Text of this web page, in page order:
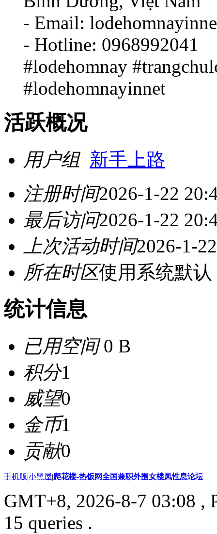
- Email:
- Hotline: 0968992041
#lodehomnay
#lodehomnayinnet
活跃概况
用户组 新手上路
注册时间2026-1-22
最后访问2026-1-22
上次活动时间2026-1-
所在时区使用系统默认
统计信息
已用空间0 B
积分1
威望0
金币1
贡献0
手机版|小黑屋|爬花楼-热饭网全国兼职外围女楼凤性息论坛
GMT+8, 2026-8-7 03:08 ,
15 queries .